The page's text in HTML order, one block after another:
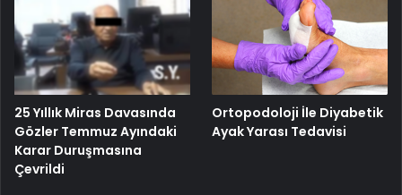
25 Yıllık Miras Davasında
Gözler Temmuz Ayındaki
Karar Duruşmasına
Çevrildi
Ortopodoloji İle Diyabetik
Ayak Yarası Tedavisi